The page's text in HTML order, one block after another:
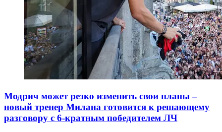
Модрич может резко изменить свои планы –
новый тренер Милана готовится к решающему
разговору с 6-кратным победителем ЛЧ